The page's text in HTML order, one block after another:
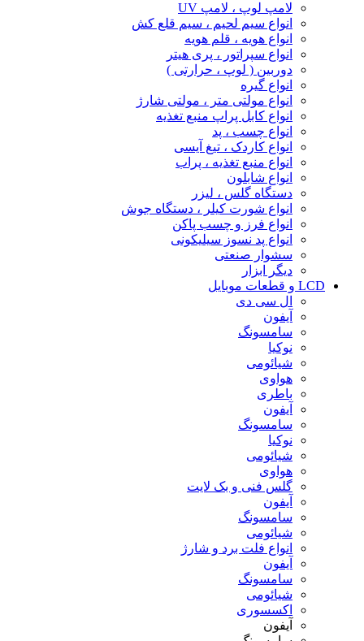
لامپ لوپ ، لامپ UV
انواع سیم لحیم ، سیم قلع کش
انواع هویه ، قلم هویه
انواع سپراتور ، پری هیتر
دوربین ( لوپ ، حرارتی )
انواع گیره
انواع مولتی متر ، مولتی شارژ
انواع کابل پراپ منبع تغذیه
انواع چسب ، پد
انواع کاردک ، تیغ آیسی
انواع منبع تغذیه ، پراب
انواع شابلون
دستگاه گلس ، لیزر
انواع شورت کیلر ، دستگاه جوش
انواع فرز و چسب پاکن
انواع پد نسوز سیلیکونی
سشوار صنعتی
دیگر ابزار
LCD و قطعات موبایل
ال سی دی
آیفون
سامسونگ
نوکیا
شیائومی
هواوی
باطری
آیفون
سامسونگ
نوکیا
شیائومی
هواوی
گلس فنی و بک لایت
آیفون
سامسونگ
شیائومی
انواع فلت برد و شارژ
آیفون
سامسونگ
شیائومی
اکسسوری
آیفون